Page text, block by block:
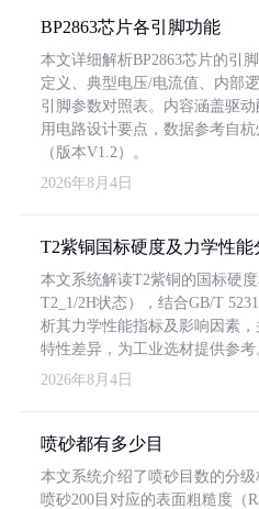
BP2863芯片各引脚功能
本文详细解析BP2863芯片的引
定义、典型电压/电流值、内部
引脚参数对照表。内容涵盖驱
用电路设计要点，数据参考自
（版本V1.2）。
2026年8月4日
T2紫铜国标硬度及力学性能
本文系统解读T2紫铜的国标硬
T2_1/2H状态），结合GB/T
析其力学性能指标及影响因素
特性差异，为工业选材提供参考
2026年8月4日
喷砂都有多少目
本文系统介绍了喷砂目数的分
喷砂200目对应的表面粗糙度（